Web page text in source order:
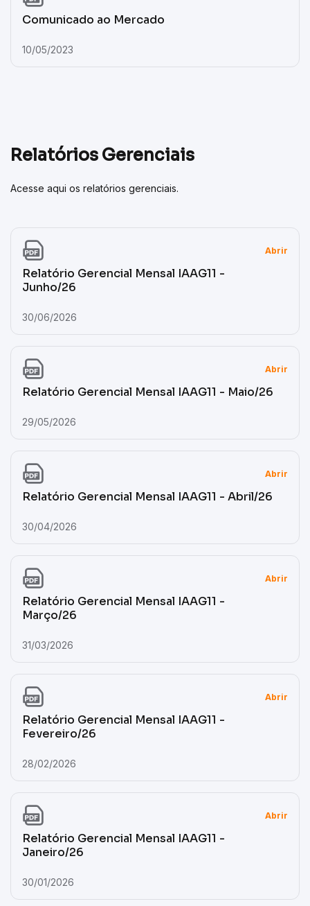
Comunicado ao Mercado
10/05/2023
Relatórios Gerenciais
Acesse aqui os relatórios gerenciais.
Abrir
Relatório Gerencial Mensal IAAG11 -
Junho/26
30/06/2026
Abrir
Relatório Gerencial Mensal IAAG11 - Maio/26
29/05/2026
Abrir
Relatório Gerencial Mensal IAAG11 - Abril/26
30/04/2026
Abrir
Relatório Gerencial Mensal IAAG11 -
Março/26
31/03/2026
Abrir
Relatório Gerencial Mensal IAAG11 -
Fevereiro/26
28/02/2026
Abrir
Relatório Gerencial Mensal IAAG11 -
Janeiro/26
30/01/2026